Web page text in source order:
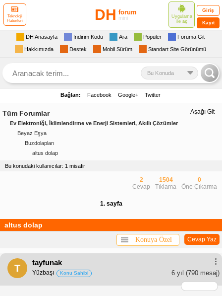
Teknoloji
Haberleri
DH forum
mini
Uygulama
ile aç
Giriş
Kayıt
DH Anasayfa İndirim Kodu Ara Popüler Foruma Git
Hakkımızda Destek Mobil Sürüm Standart Site Görünümü
Bu Konuda
Bağlan: Facebook Google+ Twitter
Aşağı Git
Tüm Forumlar
Ev Elektroniği, İklimlendirme ve Enerji Sistemleri, Akıllı Çözümler
Beyaz Eşya
Buzdolapları
altus dolap
Bu konudaki kullanıcılar: 1 misafir
2
Cevap
1504
Tıklama
0
Öne Çıkarma
1. sayfa
altus dolap
Cevap Yaz
Konuya Özel
T
tayfunak
6 yıl (790 mesaj)
Yüzbaşı Konu Sahibi